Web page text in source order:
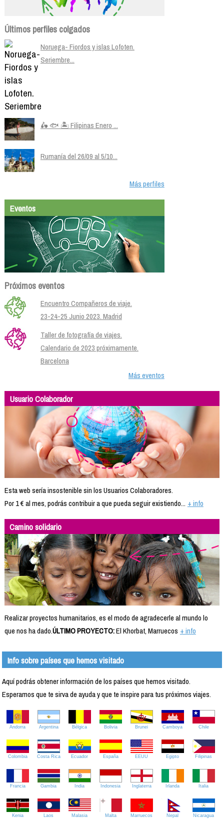
Últimos perfiles colgados
Noruega- Fiordos y islas Lofoten.
Seriembre...
🛵 🐟 🏝️ Filipinas Enero ...
Rumanía del 26/09 al 5/10...
Más perfiles
Eventos
Próximos eventos
Encuentro Compañeros de viaje.
23-24-25 Junio 2023. Madrid
Taller de fotografía de viajes.
Calendario de 2023 próximamente.
Barcelona
Más eventos
Usuario Colaborador
Esta web sería insostenible sin los Usuarios Colaboradores.
Por 1 € al mes, podrás contribuir a que pueda seguir existiendo... + info
Camino solidario
Realizar proyectos humanitarios, es el modo de agradecerle al mundo lo
que nos ha dado.ÚLTIMO PROYECTO:El Khorbat, Marruecos + info
Info sobre países que hemos visitado
Aquí podrás obtener información de los países que hemos visitado.
Esperamos que te sirva de ayuda y que te inspire para tus próximos viajes.
Andorra Argentina Bélgica Bolivia Brunei Camboya Chile
Colombia Costa Rica Ecuador España EEUU Egipto Filipinas
Francia Gambia India Indonesia Inglaterra Irlanda Italia
Kenia Laos Malasia Malta Marruecos Nepal Nicaragua